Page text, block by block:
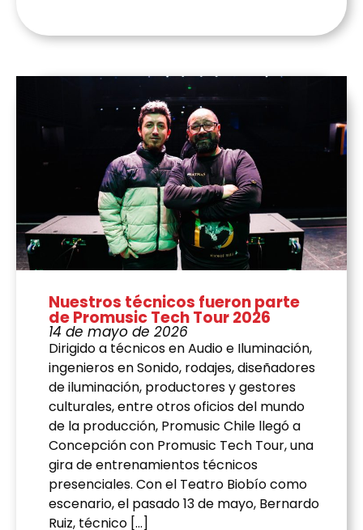
Nuestros técnicos fueron parte
de Promusic Tech Tour 2026
14 de mayo de 2026
Dirigido a técnicos en Audio e Iluminación,
ingenieros en Sonido, rodajes, diseñadores
de iluminación, productores y gestores
culturales, entre otros oficios del mundo
de la producción, Promusic Chile llegó a
Concepción con Promusic Tech Tour, una
gira de entrenamientos técnicos
presenciales. Con el Teatro Biobío como
escenario, el pasado 13 de mayo, Bernardo
Ruiz, técnico […]